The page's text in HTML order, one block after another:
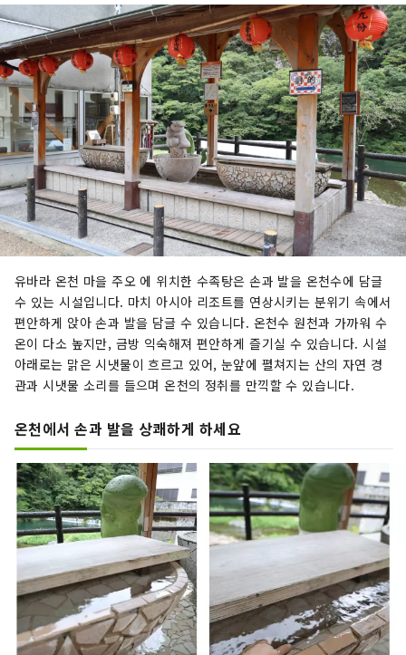
유바라 온천 마을 주오 에 위치한 수족탕은 손과 발을 온천수에 담글
수 있는 시설입니다. 마치 아시아 리조트를 연상시키는 분위기 속에서
편안하게 앉아 손과 발을 담글 수 있습니다. 온천수 원천과 가까워 수
온이 다소 높지만, 금방 익숙해져 편안하게 즐기실 수 있습니다. 시설
아래로는 맑은 시냇물이 흐르고 있어, 눈앞에 펼쳐지는 산의 자연 경
관과 시냇물 소리를 들으며 온천의 정취를 만끽할 수 있습니다.
온천에서 손과 발을 상쾌하게 하세요